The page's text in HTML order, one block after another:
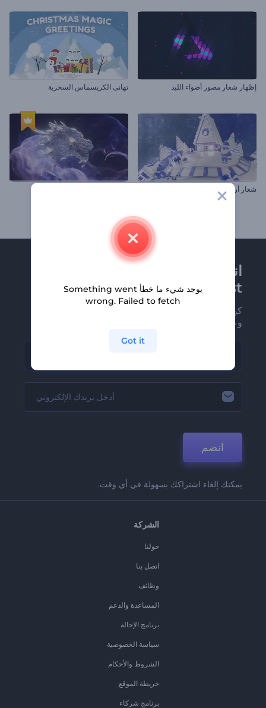
إظهار شعار مصور أضواء الليد تهانى الكريسماس السحرية
شعار أرض العجائب الشتوية
انضم إلى نشرة
Renderforest الإخبارية
كن من بين أوائل من يستلمون أحدث أخبارنا
وعروضنا
انضم
يمكنك إلغاء اشتراكك بسهولة في أي وقت.
الشركة
حولنا
اتصل بنا
وظائف
المساعدة والدعم
برنامج الإحالة
سياسة الخصوصية
الشروط والأحكام
خريطة الموقع
برنامج شركاء
يوجد شيء ما خطأ Something went
wrong. Failed to fetch
Got it